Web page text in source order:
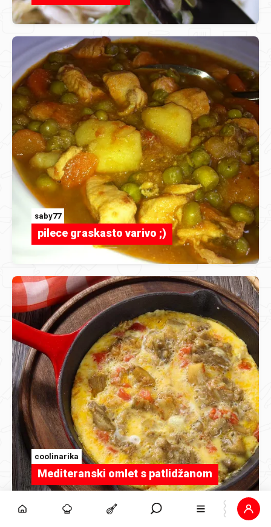
saby77
pilece graskasto varivo ;)
coolinarika
Mediteranski omlet s patlidžanom